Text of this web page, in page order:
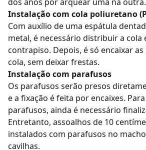
Instalação com cola poliuretano
Com auxílio de uma espátula
metal, é necessário distribuir a cola
contrapiso. Depois, é só encaixar as
cola, sem deixar frestas.
Instalação com parafusos
Os parafusos serão presos
e a fixação é feita por encaixes.
parafusos, ainda é necessário
Entretanto, assoalhos de 10
instalados com parafusos no
cavilhas.